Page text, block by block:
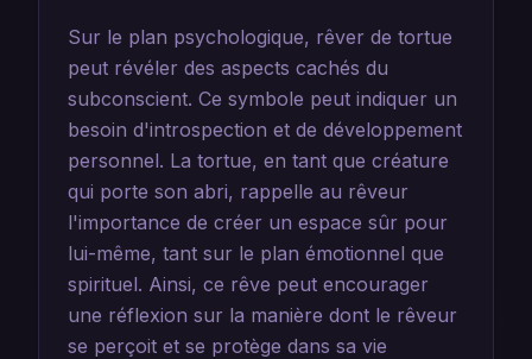
Sur le plan psychologique, rêver de tortue
peut révéler des aspects cachés du
subconscient. Ce symbole peut indiquer un
besoin d'introspection et de développement
personnel. La tortue, en tant que créature
qui porte son abri, rappelle au rêveur
l'importance de créer un espace sûr pour
lui-même, tant sur le plan émotionnel que
spirituel. Ainsi, ce rêve peut encourager
une réflexion sur la manière dont le rêveur
se perçoit et se protège dans sa vie